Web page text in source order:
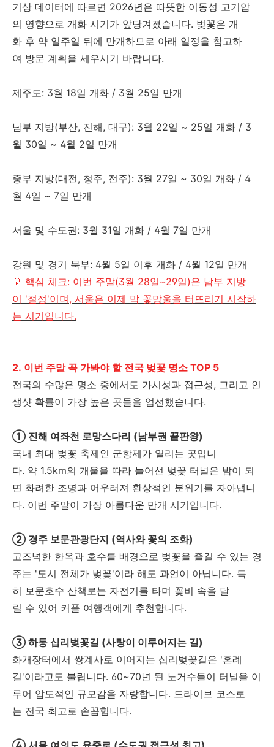
기상 데이터에 따르면 2026년은 따뜻한 이동성 고기압
의 영향으로 개화 시기가 앞당겨졌습니다. 벚꽃은 개
화 후 약 일주일 뒤에 만개하므로 아래 일정을 참고하
여 방문 계획을 세우시기 바랍니다.
제주도: 3월 18일 개화 / 3월 25일 만개
남부 지방(부산, 진해, 대구): 3월 22일 ~ 25일 개화 / 3
월 30일 ~ 4월 2일 만개
중부 지방(대전, 청주, 전주): 3월 27일 ~ 30일 개화 / 4
월 4일 ~ 7일 만개
서울 및 수도권: 3월 31일 개화 / 4월 7일 만개
강원 및 경기 북부: 4월 5일 이후 개화 / 4월 12일 만개
💡 핵심 체크: 이번 주말(3월 28일~29일)은 남부 지방
이 '절정'이며, 서울은 이제 막 꽃망울을 터뜨리기 시작하
는 시기입니다.
2. 이번 주말 꼭 가봐야 할 전국 벚꽃 명소 TOP 5
전국의 수많은 명소 중에서도 가시성과 접근성, 그리고 인
생샷 확률이 가장 높은 곳들을 엄선했습니다.
① 진해 여좌천 로망스다리 (남부권 끝판왕)
국내 최대 벚꽃 축제인 군항제가 열리는 곳입니
다. 약 1.5km의 개울을 따라 늘어선 벚꽃 터널은 밤이 되
면 화려한 조명과 어우러져 환상적인 분위기를 자아냅니
다. 이번 주말이 가장 아름다운 만개 시기입니다.
② 경주 보문관광단지 (역사와 꽃의 조화)
고즈넉한 한옥과 호수를 배경으로 벚꽃을 즐길 수 있는 경
주는 '도시 전체가 벚꽃'이라 해도 과언이 아닙니다. 특
히 보문호수 산책로는 자전거를 타며 꽃비 속을 달
릴 수 있어 커플 여행객에게 추천합니다.
③ 하동 십리벚꽃길 (사랑이 이루어지는 길)
화개장터에서 쌍계사로 이어지는 십리벚꽃길은 '혼례
길'이라고도 불립니다. 60~70년 된 노거수들이 터널을 이
루어 압도적인 규모감을 자랑합니다. 드라이브 코스로
는 전국 최고로 손꼽힙니다.